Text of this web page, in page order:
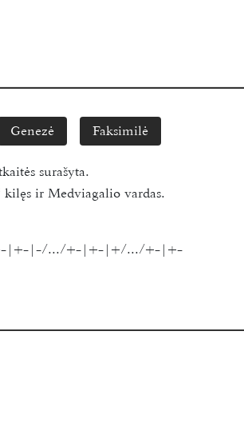
Genezė Faksimilė
surašyta.
kilęs ir Medviagalio vardas.
|+-|-/.../+-|+-|+/.../+-|+-